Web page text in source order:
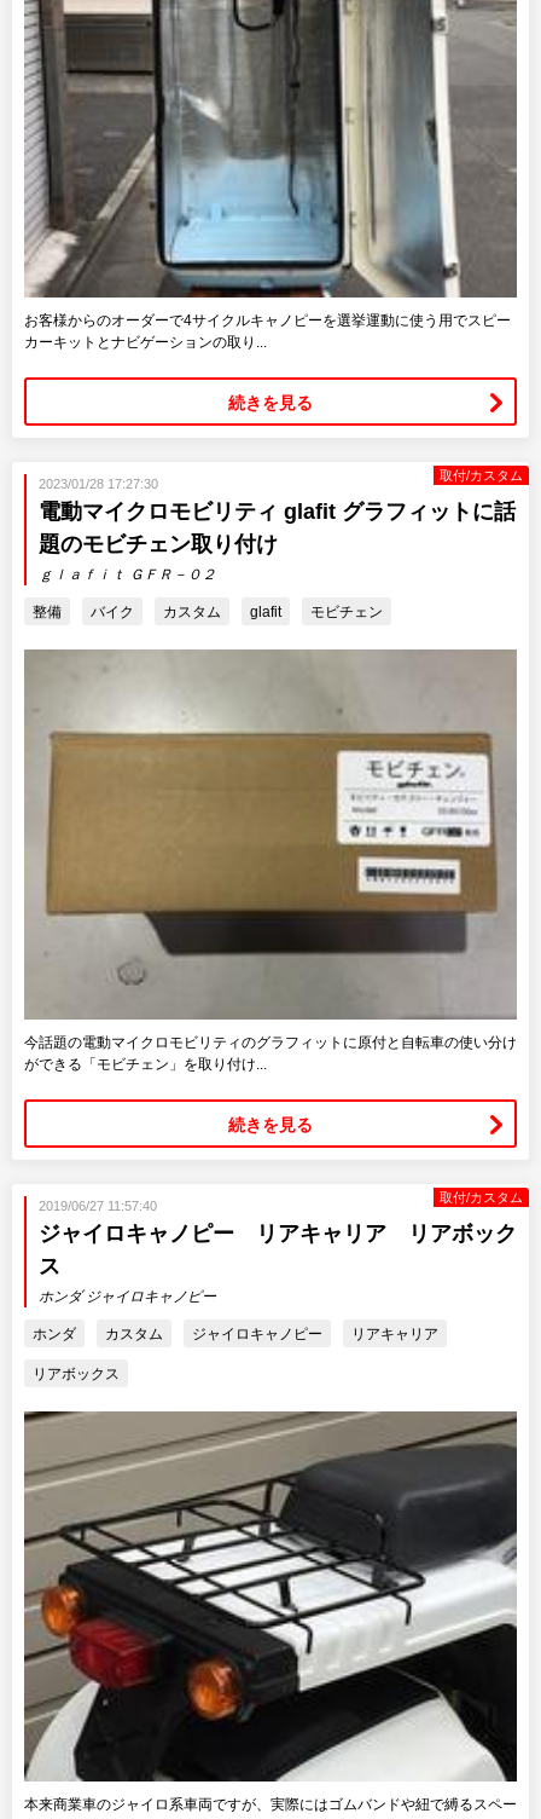
お客様からのオーダーで4サイクルキャノピーを選挙運動に使う用でスピー
カーキットとナビゲーションの取り...
続きを見る
取付/カスタム
2023/01/28 17:27:30
電動マイクロモビリティ glafit グラフィットに話
題のモビチェン取り付け
ｇｌａｆｉｔ ＧＦＲ－０２
整備 バイク カスタム glafit モビチェン
今話題の電動マイクロモビリティのグラフィットに原付と自転車の使い分け
ができる「モビチェン」を取り付け...
続きを見る
取付/カスタム
2019/06/27 11:57:40
ジャイロキャノピー リアキャリア リアボック
ス
ホンダ ジャイロキャノピー
ホンダ カスタム ジャイロキャノピー リアキャリア
リアボックス
本来商業車のジャイロ系車両ですが、実際にはゴムバンドや紐で縛るスペー